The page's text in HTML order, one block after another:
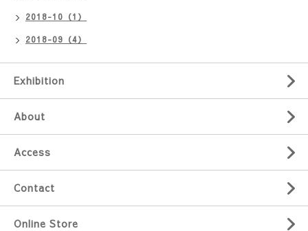
2018-10（1）
2018-09（4）
Exhibition
About
Access
Contact
Online Store